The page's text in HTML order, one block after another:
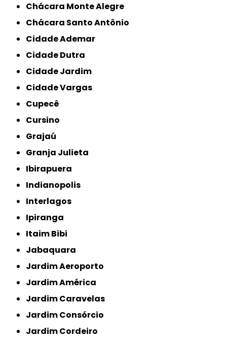
Chácara Monte Alegre
Chácara Santo Antônio
Cidade Ademar
Cidade Dutra
Cidade Jardim
Cidade Vargas
Cupecê
Cursino
Grajaú
Granja Julieta
Ibirapuera
Indianopolis
Interlagos
Ipiranga
Itaim Bibi
Jabaquara
Jardim Aeroporto
Jardim América
Jardim Caravelas
Jardim Consórcio
Jardim Cordeiro